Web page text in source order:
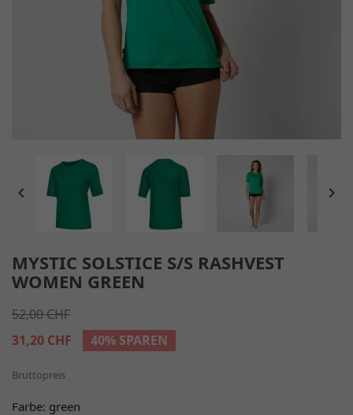
 
MYSTIC SOLSTICE S/S RASHVEST
WOMEN GREEN
52,00 CHF
31,20 CHF
40% SPAREN
Bruttopreis
Farbe: green